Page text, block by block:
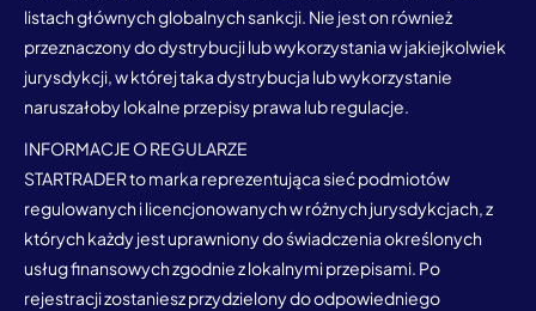
listach głównych globalnych sankcji. Nie jest on również
przeznaczony do dystrybucji lub wykorzystania w jakiejkolwiek
jurysdykcji, w której taka dystrybucja lub wykorzystanie
naruszałoby lokalne przepisy prawa lub regulacje.
INFORMACJE O REGULARZE
STARTRADER to marka reprezentująca sieć podmiotów
regulowanych i licencjonowanych w różnych jurysdykcjach, z
których każdy jest uprawniony do świadczenia określonych
usług finansowych zgodnie z lokalnymi przepisami. Po
rejestracji zostaniesz przydzielony do odpowiedniego